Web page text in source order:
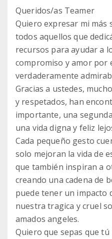
Queridos/as Teamer
Quiero expresar mi más
todos aquellos que
recursos para ayudar a
compromiso y amor por
verdaderamente
Gracias a ustedes,
y respetados, han
importante, una
una vida digna y feliz
Cada pequeño gesto
solo mejoran la vida de
que también inspiran a
creando una cadena de
puede tener un impacto
nuestra tragica y cruel
amados angeles.
Quiero que sepas que